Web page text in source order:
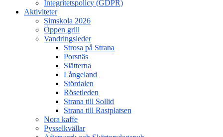
Integritetspolicy (GDPR)
Aktiviteter
Simskola 2026
Öppen grill
Vandringsleder
Strosa på Strana
Porsnäs
Slätterna
Långeland
Stördalen
Rösetleden
Strana till Sollid
Strana till Rastplatsen
Nora kaffe
Pysselkvällar